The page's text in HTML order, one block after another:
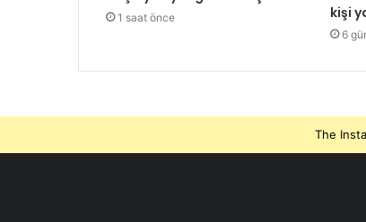
1 saat önce
kişi
6
The